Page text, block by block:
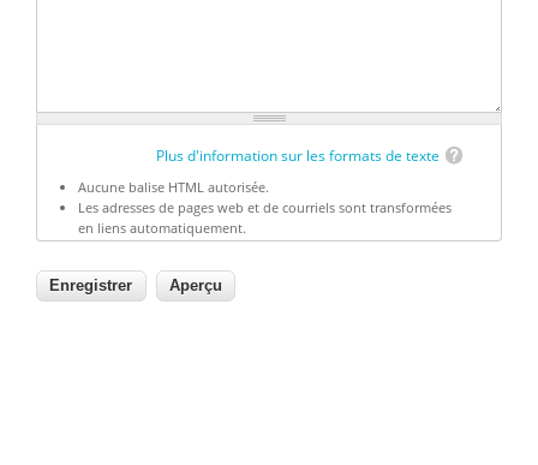
Plus d'information sur les formats de texte
Aucune balise HTML autorisée.
Les adresses de pages web et de courriels sont transformées
en liens automatiquement.